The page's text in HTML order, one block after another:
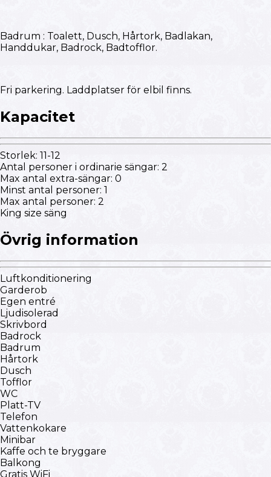
Badrum : Toalett, Dusch, Hårtork, Badlakan,
Handdukar, Badrock, Badtofflor.
Fri parkering. Laddplatser för elbil finns.
Kapacitet
Storlek: 11-12
Antal personer i ordinarie sängar: 2
Max antal extra-sängar: 0
Minst antal personer: 1
Max antal personer: 2
King size säng
Övrig information
Luftkonditionering
Garderob
Egen entré
Ljudisolerad
Skrivbord
Badrock
Badrum
Hårtork
Dusch
Tofflor
WC
Platt-TV
Telefon
Vattenkokare
Minibar
Kaffe och te bryggare
Balkong
Gratis WiFi